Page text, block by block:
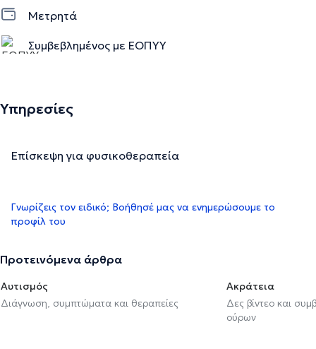
Μετρητά
Συμβεβλημένος με ΕΟΠΥΥ
Υπηρεσίες
Επίσκεψη για φυσικοθεραπεία
Γνωρίζεις τον ειδικό; Βοήθησέ μας να ενημερώσουμε το
προφίλ του
Προτεινόμενα άρθρα
Αυτισμός
Διάγνωση, συμπτώματα και θεραπείες
Ακράτεια
Δες βίντεο και
ούρων